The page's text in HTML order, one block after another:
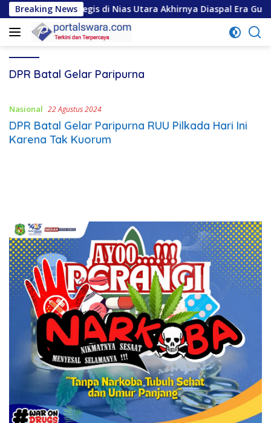
Langsung
ke
konten
Breaking News
Jalan Strategis di Nias Utara Akhirnya Diaspal Era Gubernur
DPR Batal Gelar Paripurna
Nasional 22 Agustus 2024
DPR Batal Gelar Paripurna RUU Pilkada Hari Ini
Karena Tak Kuorum